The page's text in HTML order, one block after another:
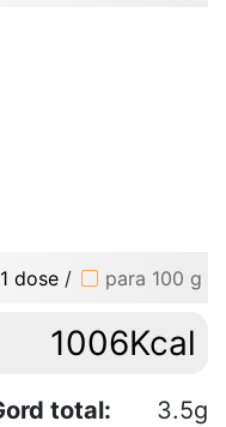
dose / para 100 g
1006Kcal
total:
3.5g